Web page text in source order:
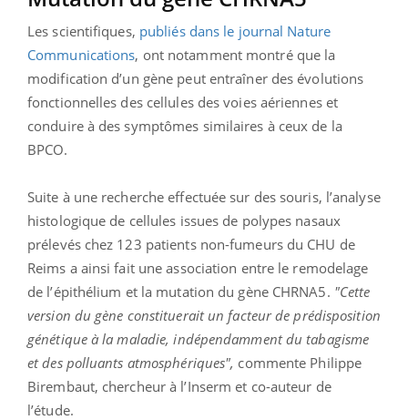
Les scientifiques, publiés dans le journal Nature
Communications, ont notamment montré que la
modification d’un gène peut entraîner des évolutions
fonctionnelles des cellules des voies aériennes et
conduire à des symptômes similaires à ceux de la
BPCO.
Suite à une recherche effectuée sur des souris, l’analyse
histologique de cellules issues de polypes nasaux
prélevés chez 123 patients non-fumeurs du CHU de
Reims a ainsi fait une association entre le remodelage
de l’épithélium et la mutation du gène CHRNA5. "Cette
version du gène constituerait un facteur de prédisposition
génétique à la maladie, indépendamment du tabagisme
et des polluants atmosphériques", commente Philippe
Birembaut, chercheur à l’Inserm et co-auteur de
l’étude.